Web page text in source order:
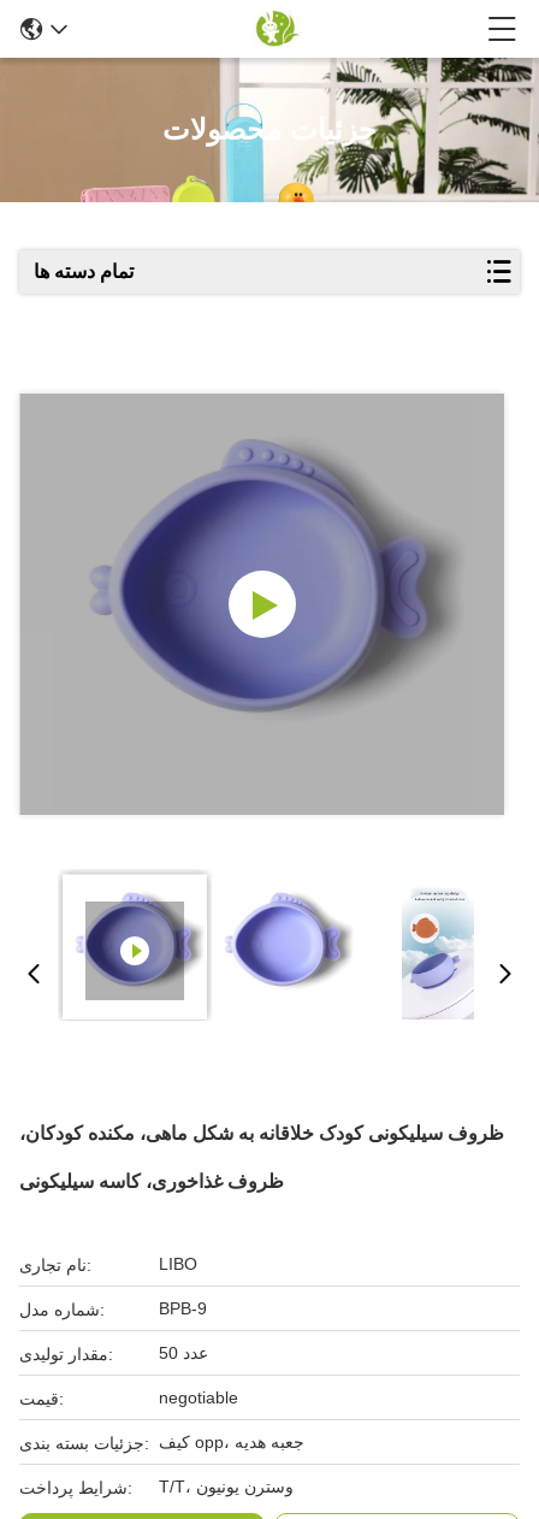
جزئیات محصولات
تمام دسته ها
ظروف سیلیکونی کودک خلاقانه به شکل ماهی، مکنده کودکان،
ظروف غذاخوری، کاسه سیلیکونی
نام تجاری: LIBO
شماره مدل: BPB-9
مقدار تولیدی: 50 عدد
قیمت: negotiable
جزئیات بسته بندی: کیف opp، جعبه هدیه
شرایط پرداخت: T/T، وسترن یونیون